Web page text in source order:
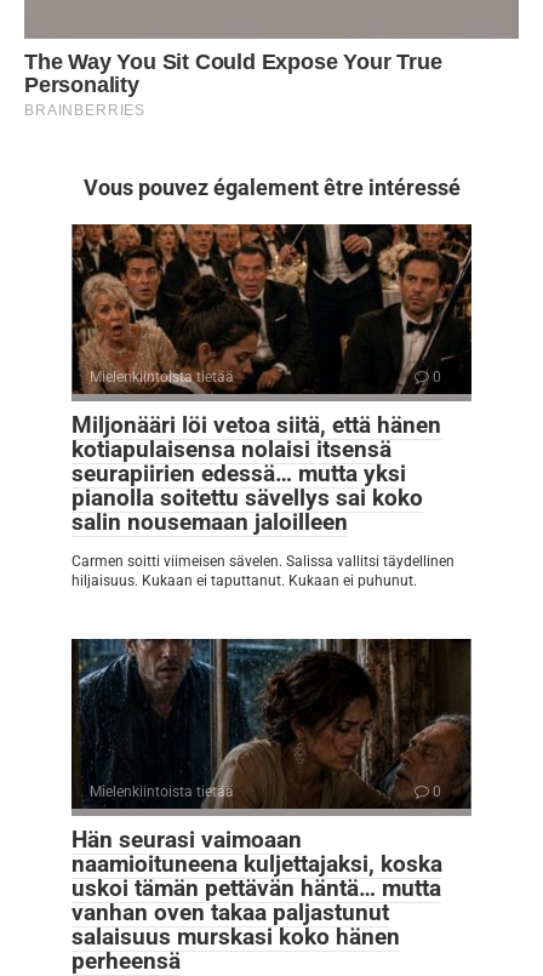
Vous pouvez également être intéressé
Mielenkiintoista tietää 0
Miljonääri löi vetoa siitä, että hänen
kotiapulaisensa nolaisi itsensä
seurapiirien edessä… mutta yksi
pianolla soitettu sävellys sai koko
salin nousemaan jaloilleen
Carmen soitti viimeisen sävelen. Salissa vallitsi täydellinen
hiljaisuus. Kukaan ei taputtanut. Kukaan ei puhunut.
Mielenkiintoista tietää 0
Hän seurasi vaimoaan
naamioituneena kuljettajaksi, koska
uskoi tämän pettävän häntä… mutta
vanhan oven takaa paljastunut
salaisuus murskasi koko hänen
perheensä